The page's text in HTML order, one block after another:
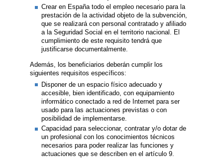
Crear en España todo el empleo necesario para la
prestación de la actividad objeto de la subvención,
que se realizará con personal contratado y afiliado
a la Seguridad Social en el territorio nacional. El
cumplimiento de este requisito tendrá que
justificarse documentalmente.
Además, los beneficiarios deberán cumplir los
siguientes requisitos específicos:
Disponer de un espacio físico adecuado y
accesible, bien identificado, con equipamiento
informático conectado a red de Internet para ser
usado para las actuaciones previstas o con
posibilidad de implementarse.
Capacidad para seleccionar, contratar y/o dotar de
un profesional con los conocimientos técnicos
necesarios para poder realizar las funciones y
actuaciones que se describen en el artículo 9.